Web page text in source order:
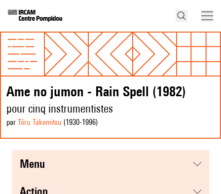
Ame no jumon - Rain Spell (1982)
pour cinq instrumentistes
par Tōru Takemitsu (1930-1996)
menu